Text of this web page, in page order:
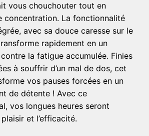
vous chouchouter tout en
concentration. La fonctionnalité
avec sa douce caresse sur le
rapidement en un
la fatigue accumulée. Finies
à souffrir d’un mal de dos, cet
vos pauses forcées en un
de détente ! Avec ce
vos longues heures seront
et l’efficacité.